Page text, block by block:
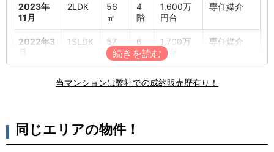
2023年
11月
2LDK
56
㎡
4
階
1,600万
円台
専任媒介
2022年3
月
1SLDK
57
㎡
6
階
1,700万
円台
専任媒介
㎡
階
1,700万
円台
売主
月
㎡
2013年2
3LDK
72
2
2,200万
専任媒介
当マンションは弊社での成約販売歴有り！
同じエリアの物件！